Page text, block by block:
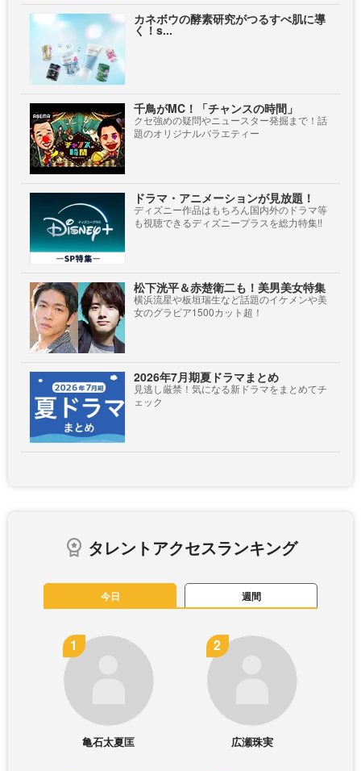
カネボウの酵素研究がつるすべ肌に導
く！s...
千鳥がMC！「チャンスの時間」
クセ強めの疑問やニュースター発掘まで！話
題のオリジナルバラエティー
ドラマ・アニメーションが見放題！
ディズニー作品はもちろん国内外のドラマ等
も視聴できるディズニープラスを総力特集!!
松下洸平＆赤楚衛二も！美男美女特集
横浜流星や板垣瑞生など話題のイケメンや美
女のグラビア1500カット超！
2026年7月期夏ドラマまとめ
見逃し厳禁！気になる新ドラマをまとめてチ
ェック
タレントアクセスランキング
今日 週間
亀石太夏匡 広瀬珠実